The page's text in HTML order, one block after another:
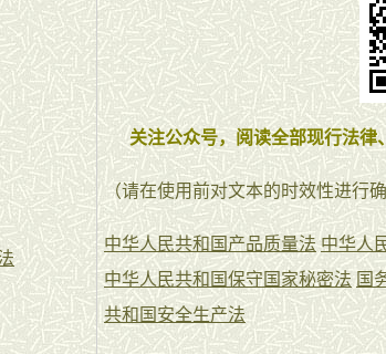
关注公众号，阅读全部现行法
（请在使用前对文本的时效性进行
中华人民共和国产品质量法 中华人
中华人民共和国保守国家秘密法 国
共和国安全生产法